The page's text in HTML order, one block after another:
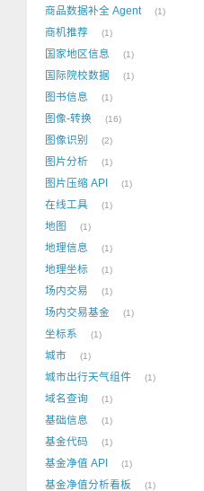
商品数据补全 Agent 1
商机推荐 1
国家地区信息 1
国际院校数据 1
图书信息 1
图像-转换 16
图像识别 2
图片分析 1
图片压缩 API 1
在线工具 1
地图 1
地理信息 1
地理坐标 1
场内交易 1
场内交易基金 1
坐标系 1
城市 1
城市出行天气组件 1
域名查询 1
基础信息 1
基金代码 1
基金净值 API 1
基金净值分析看板 1